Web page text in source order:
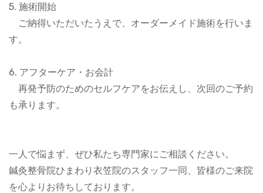
5. 施術開始
ご納得いただいたうえで、オーダーメイド施術を行いま
す。
6. アフターケア・お会計
再発予防のためのセルフケアをお伝えし、次回のご予約
も承ります。
一人で悩まず、ぜひ私たち専門家にご相談ください。
鍼灸整骨院ひまわり衣笠院のスタッフ一同、皆様のご来院
を心よりお待ちしております。